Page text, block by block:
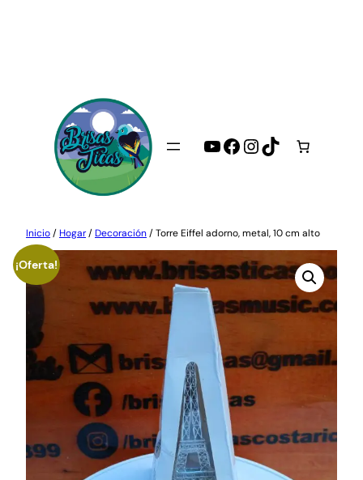
contenido
YouTube
Facebook
Instagram
TikTok
Inicio/Hogar/Decoración/ Torre Eiffel adorno, metal, 10 cm alto
¡Oferta!